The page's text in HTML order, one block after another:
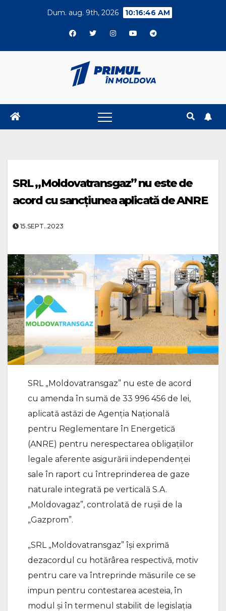
Dum. aug. 9th, 2026 10:16:46 AM
SRL „Moldovatransgaz” nu este de
acord cu sancțiunea aplicată de ANRE
15.SEPT..2023
SRL „Moldovatransgaz” nu este de acord
cu amenda în sumă de 33 996 456 de lei,
aplicată astăzi de Agenția Națională
pentru Reglementare în Energetică
(ANRE) pentru nerespectarea obligațiilor
legale aferente asigurării independenței
sale în raport cu întreprinderea de gaze
naturale integrată pe verticală S.A.
„Moldovagaz”, controlată de rușii de la
„Gazprom”.
„SRL „Moldovatransgaz” își exprimă
dezacordul cu hotărârea respectivă, motiv
pentru care va întreprinde măsurile ce se
impun pentru contestarea acesteia, în
modul și în termenul stabilit de legislația